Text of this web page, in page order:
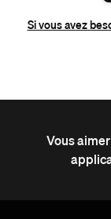
Si vous avez
Vous